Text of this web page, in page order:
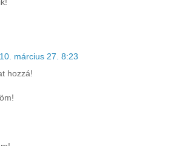
március 27. 8:23
hozzá!